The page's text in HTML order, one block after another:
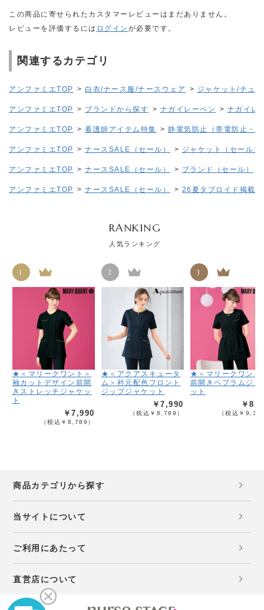
この商品に寄せられたカスタマーレビューはまだありません。
レビューを評価するには ログイン が必要です。
関連するカテゴリ
アンファミエTOP > 白衣/ナース服/ナースウェア > ジャケット/チュ
アンファミエTOP > ブランドから探す > ナガイレーベン > ナガイレ
アンファミエTOP > 看護師アイテム特集 > 静電気防止（帯電防止・
アンファミエTOP > ナースSALE（セール） > ジャケット（セール）
アンファミエTOP > ナースSALE（セール） > ブランド（セール）
アンファミエTOP > ナースSALE（セール） > 26夏タブロイド掲載
RANKING
人気ランキング
1
★＜マリークワント＞
袖カットデザイン前開
きストレッチジャケッ
ト
￥7,990
（税込￥8,789）
2
★＜アクアスキュータ
ム＞衿元配色フロント
ジップジャケット
￥7,990
（税込￥8,789）
3
★＜マリークワント
前開きペプラムジャ
ット
￥
（税込￥
商品カテゴリから探す
当サイトについて
ご利用にあたって
直営店について